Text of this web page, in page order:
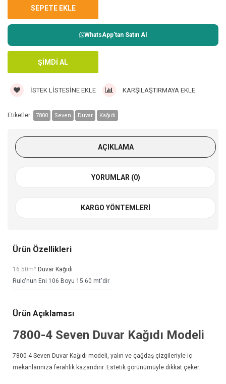
WhatsApp'tan Satın Al
İSTEK LISTESINE EKLE KARŞILAŞTIRMAYA EKLE
Etiketler: 7800 Seven Duvar Kağıdı
AÇIKLAMA
YORUMLAR (0)
KARGO YÖNTEMLERI
Ürün Özellikleri
16.50m² Duvar Kağıdı
Rulo'nun Eni 106 Boyu 15.60 mt'dir
Ürün Açıklaması
7800-4 Seven Duvar Kağıdı Modeli
7800-4Seven Duvar Kağıdı modeli, yalın ve çağdaş çizgileriyle iç
mekanlarınıza ferahlık kazandırır. Estetik görünümüyle dikkat çeker.